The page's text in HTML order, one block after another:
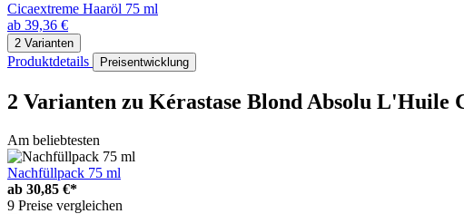
Cicaextreme Haaröl 75 ml
ab 39,36 €
2 Varianten
Produktdetails Preisentwicklung
2 Varianten zu Kérastase Blond Absolu L'Huile
Am beliebtesten
Nachfüllpack 75 ml
ab 30,85 €*
9 Preise vergleichen